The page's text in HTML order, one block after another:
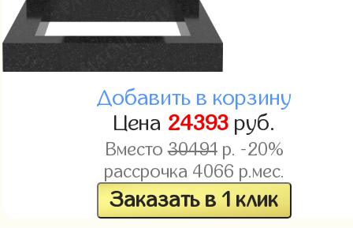
Добавить в корзину
Цена 24393 руб.
Вместо30491р. -20%
рассрочка 4066 р.мес.
Заказать в 1 клик